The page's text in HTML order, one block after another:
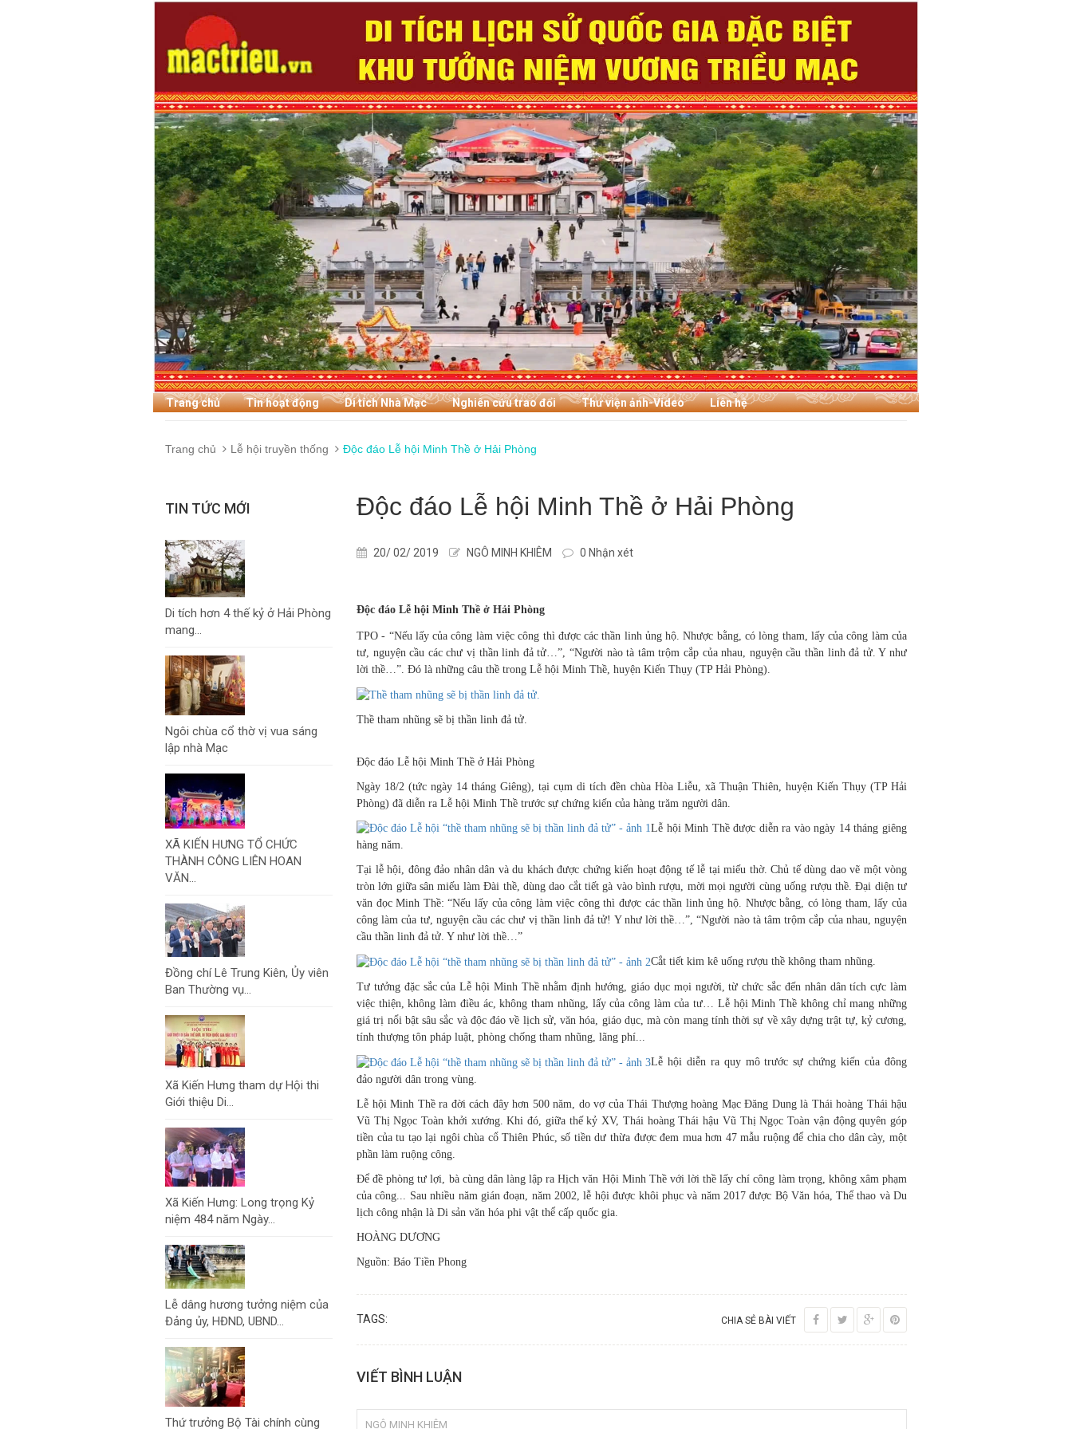
Trang chủ Tin hoạt động Di tích Nhà Mạc Nghiên cứu trao đổi Thư viện ảnh-Video Liên hệ
Trang chủ Lễ hội truyền thống Độc đáo Lễ hội Minh Thề ở Hải Phòng
TIN TỨC MỚI
Di tích hơn 4 thế kỷ ở Hải Phòng
mang...
Ngôi chùa cổ thờ vị vua sáng
lập nhà Mạc
XÃ KIẾN HƯNG TỔ CHỨC
THÀNH CÔNG LIÊN HOAN
VĂN...
Đồng chí Lê Trung Kiên, Ủy viên
Ban Thường vụ...
Xã Kiến Hưng tham dự Hội thi
Giới thiệu Di...
Xã Kiến Hưng: Long trọng Kỷ
niệm 484 năm Ngày...
Lễ dâng hương tưởng niệm của
Đảng ủy, HĐND, UBND...
Thứ trưởng Bộ Tài chính cùng
Độc đáo Lễ hội Minh Thề ở Hải Phòng
20/ 02/ 2019 NGÔ MINH KHIÊM 0 Nhận xét
Độc đáo Lễ hội Minh Thề ở Hải Phòng
TPO - “Nếu lấy của công làm việc công thì được các thần linh ủng hộ. Nhược bằng, có lòng tham, lấy của công làm của
tư, nguyện cầu các chư vị thần linh đả tử…”, “Người nào tà tâm trộm cắp của nhau, nguyện cầu thần linh đả tử. Y như
lời thề…”. Đó là những câu thề trong Lễ hội Minh Thề, huyện Kiến Thụy (TP Hải Phòng).
Thề tham nhũng sẽ bị thần linh đả tử.
Độc đáo Lễ hội Minh Thề ở Hải Phòng
Ngày 18/2 (tức ngày 14 tháng Giêng), tại cụm di tích đền chùa Hòa Liễu, xã Thuận Thiên, huyện Kiến Thụy (TP Hải
Phòng) đã diễn ra Lễ hội Minh Thề trước sự chứng kiến của hàng trăm người dân.
Lễ hội Minh Thề được diễn ra vào ngày 14 tháng giêng
hàng năm.
Tại lễ hội, đông đảo nhân dân và du khách được chứng kiến hoạt động tế lễ tại miếu thờ. Chủ tế dùng dao vẽ một vòng
tròn lớn giữa sân miếu làm Đài thề, dùng dao cắt tiết gà vào bình rượu, mời mọi người cùng uống rượu thề. Đại diện tư
văn đọc Minh Thề: “Nếu lấy của công làm việc công thì được các thần linh ủng hộ. Nhược bằng, có lòng tham, lấy của
công làm của tư, nguyện cầu các chư vị thần linh đả tử! Y như lời thề…”, “Người nào tà tâm trộm cắp của nhau, nguyện
cầu thần linh đả tử. Y như lời thề…”
Cắt tiết kim kê uống rượu thề không tham nhũng.
Tư tưởng đặc sắc của Lễ hội Minh Thề nhằm định hướng, giáo dục mọi người, từ chức sắc đến nhân dân tích cực làm
việc thiện, không làm điều ác, không tham nhũng, lấy của công làm của tư… Lễ hội Minh Thề không chỉ mang những
giá trị nổi bật sâu sắc và độc đáo về lịch sử, văn hóa, giáo dục, mà còn mang tính thời sự về xây dựng trật tự, kỷ cương,
tính thượng tôn pháp luật, phòng chống tham nhũng, lãng phí...
Lễ hội diễn ra quy mô trước sự chứng kiến của đông
đảo người dân trong vùng.
Lễ hội Minh Thề ra đời cách đây hơn 500 năm, do vợ của Thái Thượng hoàng Mạc Đăng Dung là Thái hoàng Thái hậu
Vũ Thị Ngọc Toàn khởi xướng. Khi đó, giữa thế kỷ XV, Thái hoàng Thái hậu Vũ Thị Ngọc Toàn vận động quyên góp
tiền của tu tạo lại ngôi chùa cổ Thiên Phúc, số tiền dư thừa được đem mua hơn 47 mẫu ruộng để chia cho dân cày, một
phần làm ruộng công.
Để đề phòng tư lợi, bà cùng dân làng lập ra Hịch văn Hội Minh Thề với lời thề lấy chí công làm trọng, không xâm phạm
của công... Sau nhiều năm gián đoạn, năm 2002, lễ hội được khôi phục và năm 2017 được Bộ Văn hóa, Thể thao và Du
lịch công nhận là Di sản văn hóa phi vật thể cấp quốc gia.
HOÀNG DƯƠNG
Nguồn: Báo Tiền Phong
TAGS: CHIA SẺ BÀI VIẾT
VIẾT BÌNH LUẬN